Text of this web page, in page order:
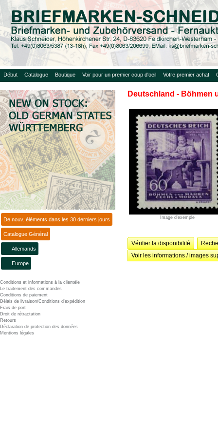
Début Catalogue Boutique Voir pour un premier coup d'oeil Votre premier achat
De nouv. éléments dans les 30 derniers jours
Catalogue Général
Allemands
Europe
Conditions et informations à la clientèle
Le traitement des commandes
Conditions de paiement
Délais de livraison/Conditions d'expédition
Frais de port
Droit de rétractation
Retours
Déclaration de protection des données
Mentions légales
Deutschland - Böhmen
Image d'exemple
Vérifier la disponibilité
Voir les informations / images